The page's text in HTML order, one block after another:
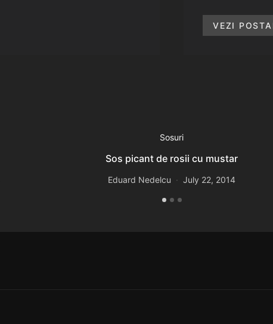
VEZI
Sosuri
Sos picant de rosii cu mustar
Eduard Nedelcu July 22, 2014